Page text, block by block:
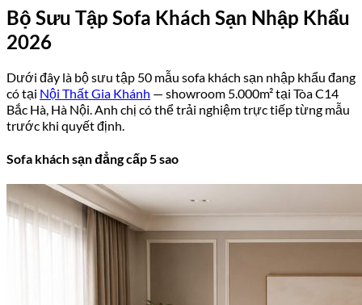
Bộ Sưu Tập Sofa Khách Sạn Nhập Khẩu
2026
Dưới đây là bộ sưu tập 50 mẫu sofa khách sạn nhập khẩu đang
có tại Nội Thất Gia Khánh — showroom 5.000m² tại Tòa C14
Bắc Hà, Hà Nội. Anh chị có thể trải nghiệm trực tiếp từng mẫu
trước khi quyết định.
Sofa khách sạn đẳng cấp 5 sao